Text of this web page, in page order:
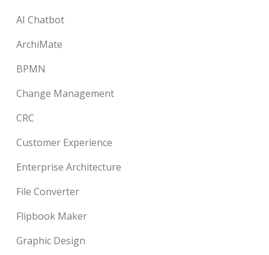
AI Chatbot
ArchiMate
BPMN
Change Management
CRC
Customer Experience
Enterprise Architecture
File Converter
Flipbook Maker
Graphic Design